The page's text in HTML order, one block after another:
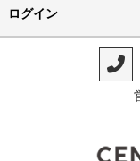
ログイン